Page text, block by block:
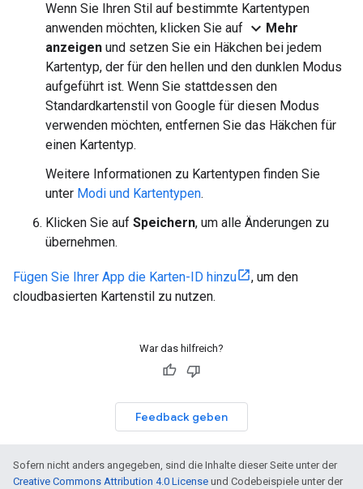
Wenn Sie Ihren Stil auf bestimmte Kartentypen
anwenden möchten, klicken Sie auf expand_more Mehr
anzeigen und setzen Sie ein Häkchen bei jedem
Kartentyp, der für den hellen und den dunklen Modus
aufgeführt ist. Wenn Sie stattdessen den
Standardkartenstil von Google für diesen Modus
verwenden möchten, entfernen Sie das Häkchen für
einen Kartentyp.
Weitere Informationen zu Kartentypen finden Sie
unter Modi und Kartentypen.
Klicken Sie auf Speichern, um alle Änderungen zu
übernehmen.
Fügen Sie Ihrer App die Karten-ID hinzu
, um den
cloudbasierten Kartenstil zu nutzen.
War das hilfreich?
Feedback geben
Sofern nicht anders angegeben, sind die Inhalte dieser Seite unter der
Creative Commons Attribution 4.0 License und Codebeispiele unter der